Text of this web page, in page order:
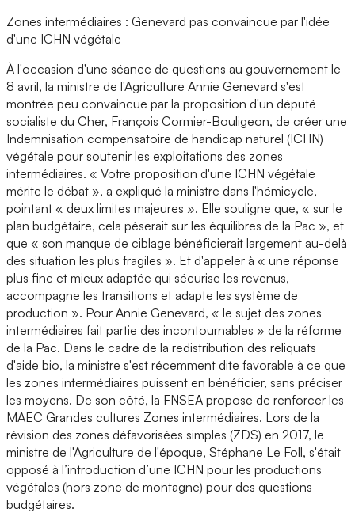
Zones intermédiaires : Genevard pas convaincue par l'idée
d'une ICHN végétale
À l'occasion d'une séance de questions au gouvernement le
8 avril, la ministre de l'Agriculture Annie Genevard s'est
montrée peu convaincue par la proposition d'un député
socialiste du Cher, François Cormier-Bouligeon, de créer une
Indemnisation compensatoire de handicap naturel (ICHN)
végétale pour soutenir les exploitations des zones
intermédiaires. « Votre proposition d'une ICHN végétale
mérite le débat », a expliqué la ministre dans l'hémicycle,
pointant « deux limites majeures ». Elle souligne que, « sur le
plan budgétaire, cela pèserait sur les équilibres de la Pac », et
que « son manque de ciblage bénéficierait largement au-delà
des situation les plus fragiles ». Et d'appeler à « une réponse
plus fine et mieux adaptée qui sécurise les revenus,
accompagne les transitions et adapte les système de
production ». Pour Annie Genevard, « le sujet des zones
intermédiaires fait partie des incontournables » de la réforme
de la Pac. Dans le cadre de la redistribution des reliquats
d'aide bio, la ministre s'est récemment dite favorable à ce que
les zones intermédiaires puissent en bénéficier, sans préciser
les moyens. De son côté, la FNSEA propose de renforcer les
MAEC Grandes cultures Zones intermédiaires. Lors de la
révision des zones défavorisées simples (ZDS) en 2017, le
ministre de l'Agriculture de l'époque, Stéphane Le Foll, s'était
opposé à l’introduction d’une ICHN pour les productions
végétales (hors zone de montagne) pour des questions
budgétaires.